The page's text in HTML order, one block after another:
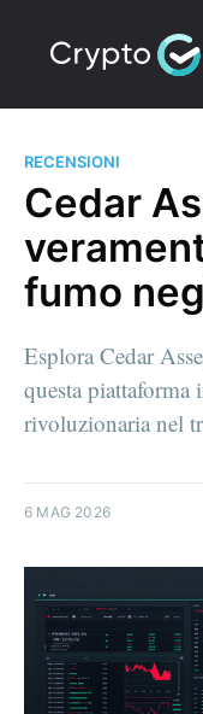
RECENSIONI
Cedar
fumo
Esplora Cedar
questa piattaforma
rivoluzionaria nel
6 MAG 2026